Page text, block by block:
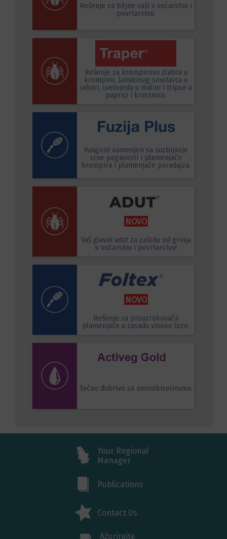
Rešenje za biljne vaši u voćarstvu i
povrtarstvu.
Rešenje za krompirovu zlaticu u
krompiru, jabukinog smotavca u
jabuci, cvetojeda u malini i tripse u
paprici i krastavcu.
Fungicid namenjen sa suzbijanje
crne pegavosti i plamenjače
krompira i plamenjače paradajza.
NOVO
Vaš glavni adut za zaštitu od grinja
u voćarstvu i povrtarstvu!
NOVO
Rešenje za prouzrokovača
plamenjače u zasadu vinove loze.
Tečno đubrivo sa aminokiselinama.
Your Regional
Manager
Publications
Contact Us
Ažurirajte